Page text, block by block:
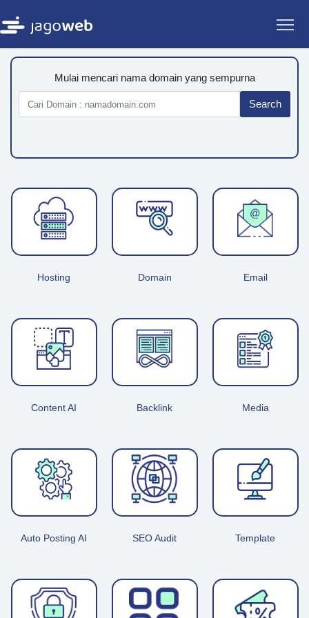
Mulai mencari nama domain yang sempurna
Search
Hosting Domain Email
Content AI Backlink Media
Auto Posting AI SEO Audit Template